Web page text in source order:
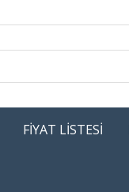
FİYAT LİSTESİ